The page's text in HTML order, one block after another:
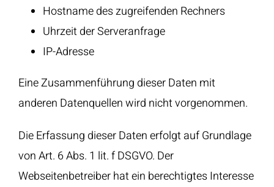
Hostname des zugreifenden Rechners
Uhrzeit der Serveranfrage
IP-Adresse
Eine Zusammenführung dieser Daten mit
anderen Datenquellen wird nicht vorgenommen.
Die Erfassung dieser Daten erfolgt auf Grundlage
von Art. 6 Abs. 1 lit. f DSGVO. Der
Webseitenbetreiber hat ein berechtigtes Interesse